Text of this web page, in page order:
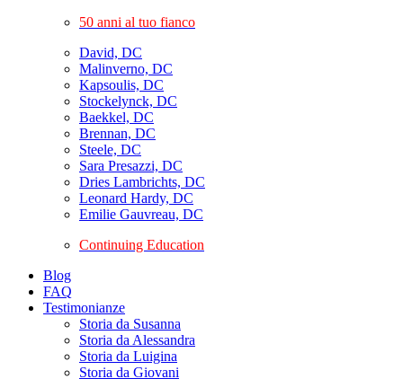
50 anni al tuo fianco
David, DC
Malinverno, DC
Kapsoulis, DC
Stockelynck, DC
Baekkel, DC
Brennan, DC
Steele, DC
Sara Presazzi, DC
Dries Lambrichts, DC
Leonard Hardy, DC
Emilie Gauvreau, DC
Continuing Education
Blog
FAQ
Testimonianze
Storia da Susanna
Storia da Alessandra
Storia da Luigina
Storia da Giovani